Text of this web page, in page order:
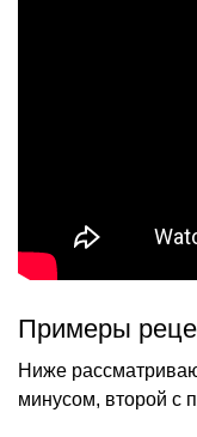
Примеры
Ниже
минусом, второй с